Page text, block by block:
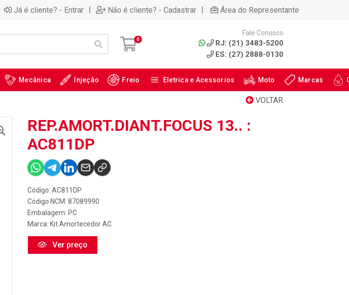
Já é cliente? - Entrar | Não é cliente? - Cadastrar | Área do Representante
0
Fale Conosco
RJ: (21) 3483-5200
ES: (27) 2888-0130
Mecânica Injeção Freio Eletrica e Acessorios Moto Marcas
VOLTAR
REP.AMORT.DIANT.FOCUS 13.. :
AC811DP
Código: AC811DP
Código NCM: 87089990
Embalagem: PC
Marca: Kit Amortecedor AC
Ver preço